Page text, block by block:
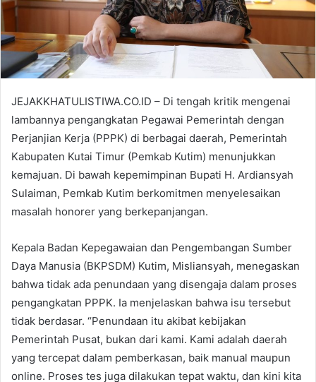
JEJAKKHATULISTIWA.CO.ID – Di tengah kritik mengenai
lambannya pengangkatan Pegawai Pemerintah dengan
Perjanjian Kerja (PPPK) di berbagai daerah, Pemerintah
Kabupaten Kutai Timur (Pemkab Kutim) menunjukkan
kemajuan. Di bawah kepemimpinan Bupati H. Ardiansyah
Sulaiman, Pemkab Kutim berkomitmen menyelesaikan
masalah honorer yang berkepanjangan.
Kepala Badan Kepegawaian dan Pengembangan Sumber
Daya Manusia (BKPSDM) Kutim, Misliansyah, menegaskan
bahwa tidak ada penundaan yang disengaja dalam proses
pengangkatan PPPK. Ia menjelaskan bahwa isu tersebut
tidak berdasar. “Penundaan itu akibat kebijakan
Pemerintah Pusat, bukan dari kami. Kami adalah daerah
yang tercepat dalam pemberkasan, baik manual maupun
online. Proses tes juga dilakukan tepat waktu, dan kini kita